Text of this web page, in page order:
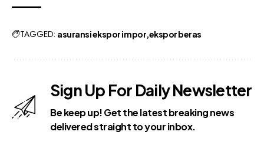
TAGGED: asuransi ekspor impor ekspor beras
Sign Up For Daily Newsletter
Be keep up! Get the latest breaking news
delivered straight to your inbox.